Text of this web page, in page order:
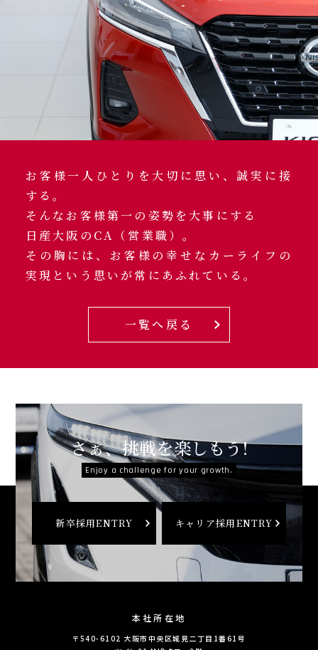
お客様一人ひとりを大切に思い、誠実に接
する。
そんなお客様第一の姿勢を大事にする
日産大阪のCA（営業職）。
その胸には、お客様の幸せなカーライフの
実現という思いが常にあふれている。
一覧へ戻る
さぁ、挑戦を楽しもう!
Enjoy a challenge for your growth.
新卒採用ENTRY キャリア採用ENTRY
本社所在地
〒540-6102 大阪市中央区城見二丁目1番61号